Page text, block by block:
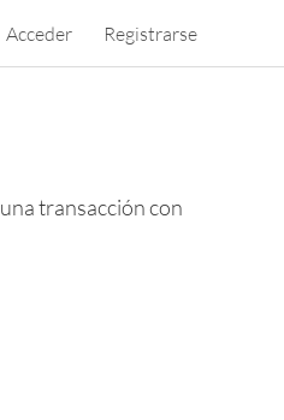
Acceder Registrarse
transacción con